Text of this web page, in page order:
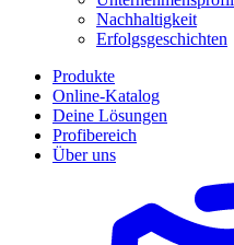
Nachhaltigkeit
Erfolgsgeschichten
Produkte
Online-Katalog
Deine Lösungen
Profibereich
Über uns